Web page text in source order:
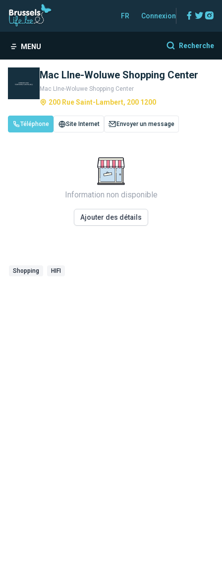
FR Connexion
MENU Recherche
Mac LIne-Woluwe Shopping Center
Mac LIne-Woluwe Shopping Center
200 Rue Saint-Lambert, 200 1200
Téléphone Site Internet Envoyer un message
Information non disponible
Ajouter des détails
Shopping HIFI